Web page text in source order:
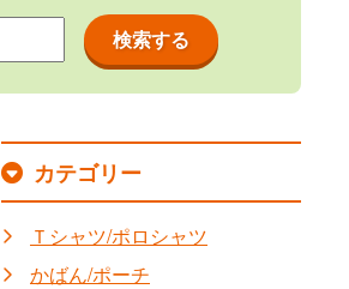
カテゴリー
Ｔシャツ/ポロシャツ
かばん/ポーチ